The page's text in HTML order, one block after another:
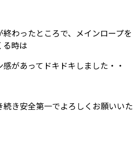
わったところで、メインロープを
る時は
があってドキドキしました・・
き安全第一でよろしくお願いいた